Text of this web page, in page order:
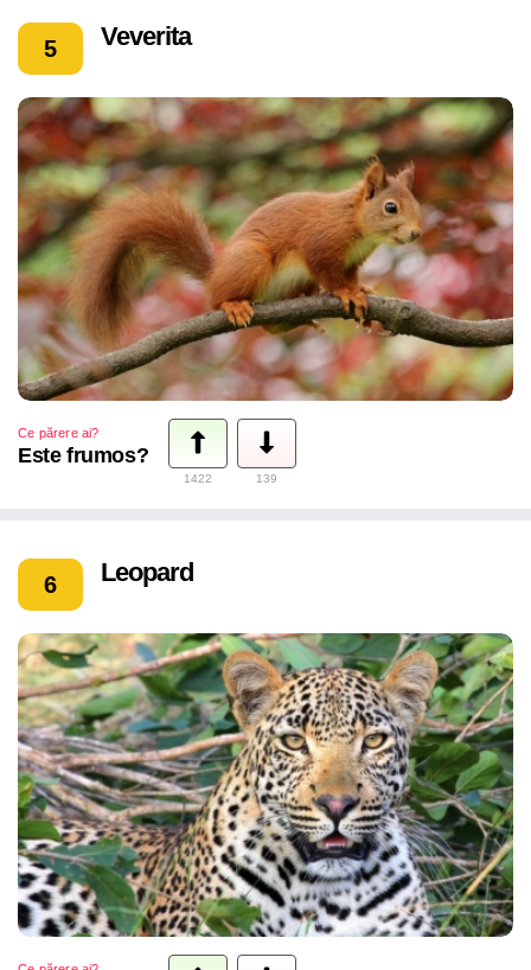
5 Veverita
Ce părere ai?
Este frumos?
1422 139
6 Leopard